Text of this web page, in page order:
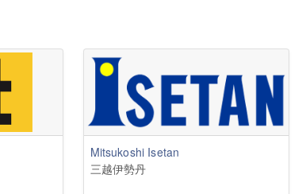
Mitsukoshi Isetan
三越伊勢丹